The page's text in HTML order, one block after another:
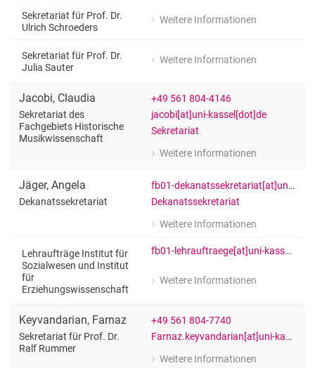
Sekretariat für Prof. Dr.
Ulrich Schroeders
Weitere Informationen
zu Julie Frodyma
Sekretariat für Prof. Dr.
Julia Sauter
Weitere Informationen
zu Julie Frodyma
Jacobi, Claudia
Sekretariat des
Fachgebiets Historische
Musikwissenschaft
+49 561 804-4146
jacobi[at]uni-kassel[dot]de
Sekretariat
Weitere Informationen
zu Claudia Jacobi
Jäger, Angela
Dekanatssekretariat
fb01-dekanatssekretariat[at]uni-kassel[dot]de
Dekanatssekretariat
Weitere Informationen
zu Angela Jäger
Dekanatssekretariat
Lehraufträge Institut für
Sozialwesen und Institut
für
Erziehungswissenschaft
fb01-lehrauftraege[at]uni-kassel[dot]de
Weitere Informationen
zu Angela Jäger
Keyvandarian, Farnaz
Sekretariat für Prof. Dr.
Ralf Rummer
+49 561 804-7740
Farnaz.keyvandarian[at]uni-kassel[dot]de
Weitere Informationen